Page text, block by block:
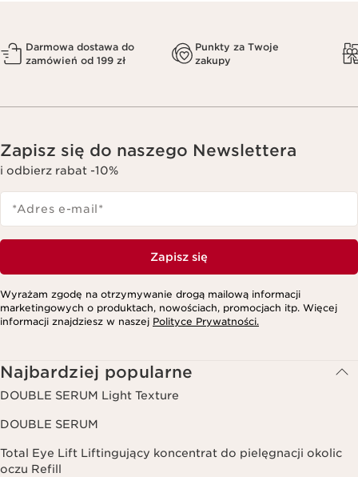
Darmowa dostawa do
zamówień od 199 zł
Punkty za Twoje
zakupy
Zapisz się do naszego Newslettera
i odbierz rabat -10%
*Adres e-mail*
Zapisz się
Wyrażam zgodę na otrzymywanie drogą mailową informacji
marketingowych o produktach, nowościach, promocjach itp. Więcej
informacji znajdziesz w naszej Polityce Prywatności.
Najbardziej popularne
DOUBLE SERUM Light Texture
DOUBLE SERUM
Total Eye Lift Liftingujący koncentrat do pielęgnacji okolic
oczu Refill